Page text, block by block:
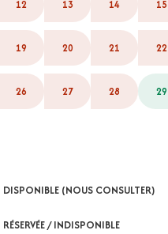
12 13 14 15
19 20 21 22
26 27 28 29
(NOUS CONSULTER)
/ INDISPONIBLE